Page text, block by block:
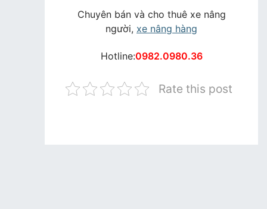
Chuyên bán và cho thuê xe nâng
người, xe nâng hàng
Hotline:0982.0980.36
Rate this post